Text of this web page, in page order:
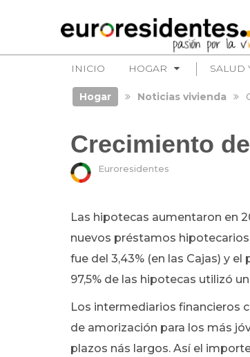
INICIO HOGAR SALUD
Hogar Noticias vivienda
Crecimiento
Euroresidentes
Las hipotecas aumentaron en
nuevos préstamos
fue del 3,43% (en las Cajas) y
97,5% de las hipotecas utilizó
Los intermediarios financieros
de amorización para los más
plazos nás largos. Así el